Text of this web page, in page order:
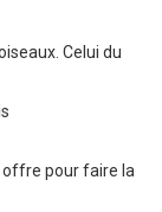
Celui du
offre pour faire la